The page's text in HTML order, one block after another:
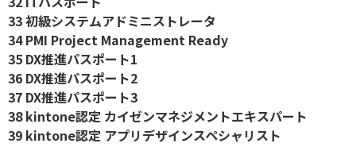
33 初級システムアドミニストレータ
34 PMI Project Management Ready
35 DX推進パスポート1
36 DX推進パスポート2
37 DX推進パスポート3
38 kintone認定 カイゼンマネジメントエキスパート
39 kintone認定 アプリデザインスペシャリスト